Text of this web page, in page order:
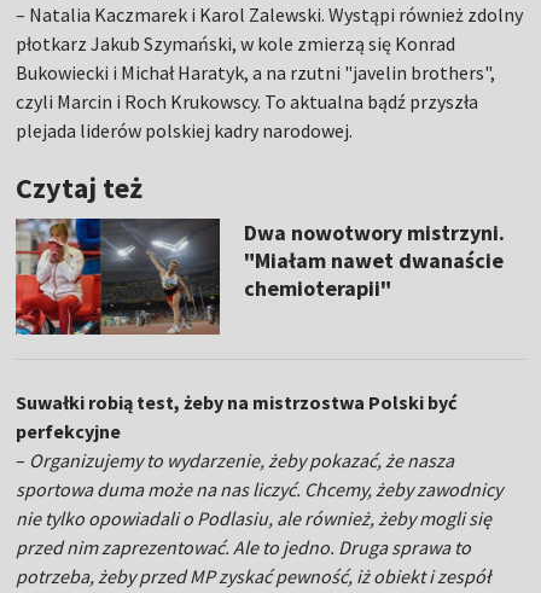
– Natalia Kaczmarek i Karol Zalewski. Wystąpi również zdolny
płotkarz Jakub Szymański, w kole zmierzą się Konrad
Bukowiecki i Michał Haratyk, a na rzutni "javelin brothers",
czyli Marcin i Roch Krukowscy. To aktualna bądź przyszła
plejada liderów polskiej kadry narodowej.
Czytaj też
Dwa nowotwory mistrzyni.
"Miałam nawet dwanaście
chemioterapii"
Suwałki robią test, żeby na mistrzostwa Polski być
perfekcyjne
– Organizujemy to wydarzenie, żeby pokazać, że nasza
sportowa duma może na nas liczyć. Chcemy, żeby zawodnicy
nie tylko opowiadali o Podlasiu, ale również, żeby mogli się
przed nim zaprezentować. Ale to jedno. Druga sprawa to
potrzeba, żeby przed MP zyskać pewność, iż obiekt i zespół